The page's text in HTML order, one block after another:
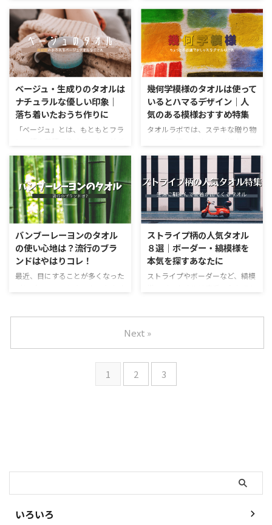
っしゃるでしょう。 今回はタオ
ルの説明にありがちな解説用語と
それから予想される触り心地や機
能についてメリット・デメ ...
しょう。 今回は、特徴のある杢
糸（もくいと）をつかった立体感
のあるカラーがたくさん見つかる
メ ...
ンジですね。さわやかで、みずみ
ずしい印象を受けるのは、果物の
オレンジの印象もあるからでしょ
う。どちらも生命力にあふれ、明
るい気分になるイメージです。部
屋の中に、ビビットなオレンジ色
があると元気になります。 個性
の強い色ですが、シンプルなカラ
ーや落ち着いたカラーの差し色と
してもステキ。贈り物としてオレ
ンジ色のバスタオルを選べばセン
ントとしても魅力のあるオレンジ
色のタオルをご紹介していきま
す。 オススメのオレンジのタオ
ル5選 オレンジは、生活に取り入
...
と、リネンはさっぱりした軽い使
いごこちの天然繊維の代表です。
コットンは「綿」、リネンは「亜
麻（あま）」。フランス語では
「リンネル」と言い、日本でもリ
ンネルと呼んでいるメーカーもあ
ります。 麻繊維は世界中で古く
からつかわれてきました。日本で
は、同じ麻の一種の「苧麻（から
むし）」を使ってきました。 海
外から亜麻がもたらされたとき、
としていた時代もありましたが、
天然繊維に注目が集まっている近
年では ...
ベージュ・生成りのタオルは
ナチュラルな優しい印象｜
落ち着いたおうち作りに
「ベージュ」とは、もともとフラ
での毛織物のことを意味していま
した。 染めていない羊毛はごく
薄い黄色や茶色で、そのやさしい
ふんわりとしたナチュラルな風合
いが、色を表す言葉として定着し
たのです。そのためか、ベージュ
カラーは「そのまま」である色、
「ナチュラル」な色というイメー
ジがあります。 コットンのベー
ジュの色について 染めていない
そのままの羊毛の色がごく薄い黄
幾何学模様のタオルは使って
いるとハマるデザイン｜人
気のある模様おすすめ特集
タオルラボでは、ステキな贈り物
きましたが、ストライプやドット
でもない、図形の繰り返しや重な
りがなんだか心惹かれる、不思議
な柄のタオルというのもありま
す。 今回は、そんなちょっと不
思議で魅力的な柄のタオルをご紹
介していきます。 「幾何学模
様」ちょっと不思議でオシャレな
タオル 「幾何学模様（きかがく
もよう）」の定義はいろいろあり
ますが、今回は、服やタオルの柄
した ...
バンブーレーヨンのタオル
の使い心地は？流行のブラ
ンドはやはりコレ！
最近、目にすることが多くなった
注目が集まっています。 今回は、
バンブーレーヨンのタオルについ
て、ご紹介していきます。 竹から
作るレーヨンがタオルの素材とし
く、肥料や農薬のない ...
ストライプ柄の人気タオル
８選｜ボーダー・縞模様を
本気を探すあなたに
ストライプやボーダーなど、縞模
たが、自分では見つけにくいカテ
ゴリのタオルなのか評価いただい
ています。 今回は、これまでタ
オルラボでご紹介したストライプ
の柄のタオルを含めておすすめの
ともあり、メーカーさんの代表的
1 2 3
Next »
いろいろ